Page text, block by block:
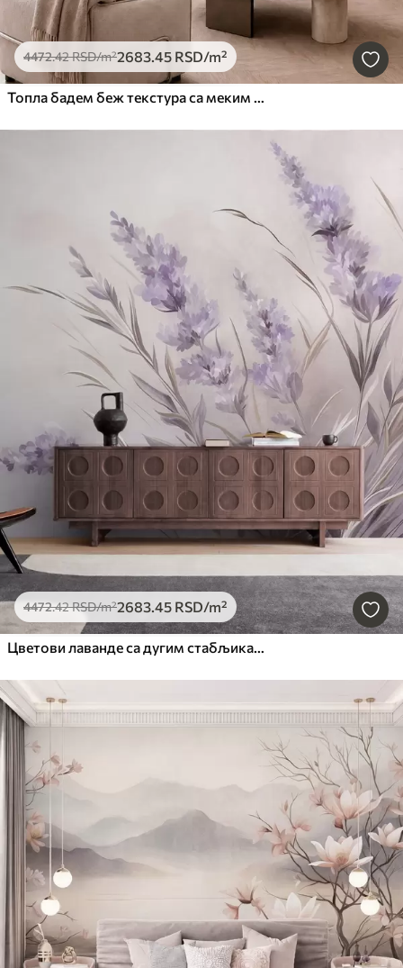
4472.42RSD/m²2683.45 RSD/m²
Топла бадем беж текстура са меким природним тоналним прелазима
4472.42RSD/m²2683.45 RSD/m²
Цветови лаванде са дугим стабљикама и листовима, мека пастелна текстурирана уметност